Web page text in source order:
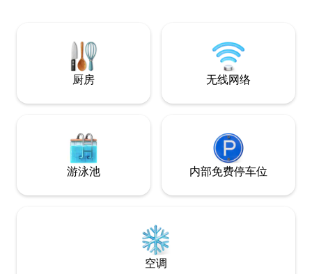
BGY 🏙️1 ora da Milano
健康周末：正宗的
心和隐私。
厨房 无线网络
游泳池 内部免费停车位
空调